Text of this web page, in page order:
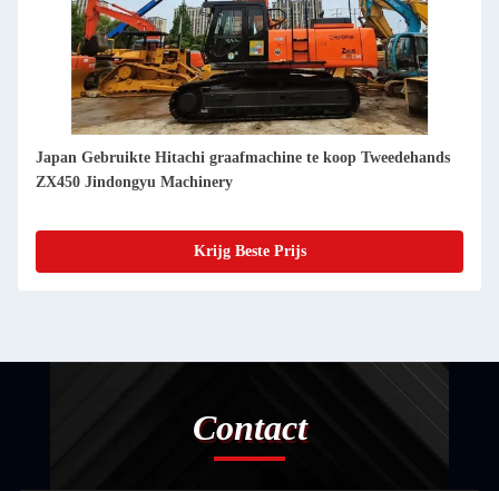
Japan Gebruikte Hitachi graafmachine te koop Tweedehands
ZX350 Jindongyu Machinery
Krijg Beste Prijs
Contact